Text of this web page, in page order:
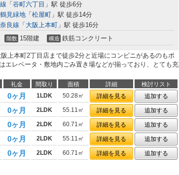
「 谷町六丁目 」駅 徒歩6分
見緑地 「 松屋町 」駅 徒歩14分
良線 「 大阪上本町 」駅 徒歩16分
階数 15階建 構造 鉄筋コンクリート
上本町2丁目店まで徒歩2分と近場にコンビニがあるのもポ
エレベータ・敷地内ごみ置き場などが揃っており、とても充
礼金 間取り 面積 詳細
検討リスト
0ヶ月 1LDK 50.28㎡ 詳細を見る
追加する
0ヶ月 2LDK 55.11㎡ 詳細を見る
追加する
0ヶ月 2LDK 60.71㎡ 詳細を見る
追加する
0ヶ月 2LDK 55.11㎡ 詳細を見る
追加する
0ヶ月 2LDK 60.71㎡ 詳細を見る 追加する